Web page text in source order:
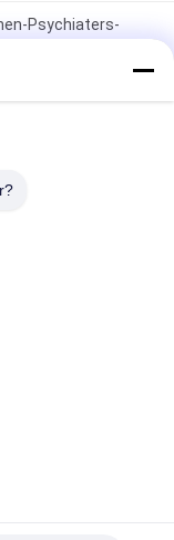
Psychiaters-
für
in Rolls